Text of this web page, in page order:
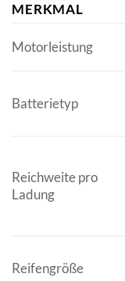
MERKMAL
Motorleistung
Batterietyp
Reichweite pro
Ladung
Reifengröße